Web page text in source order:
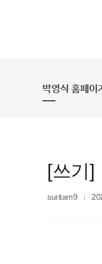
박영식 홈페이
[쓰기]
suritam9